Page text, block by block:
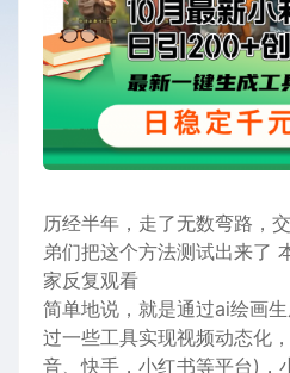
历经半年，走了无数弯路，
弟们把这个方法测试出来了
家反复观看
简单地说，就是通过ai绘画
过一些工具实现视频动态化
音、快手，小红书等平台)，